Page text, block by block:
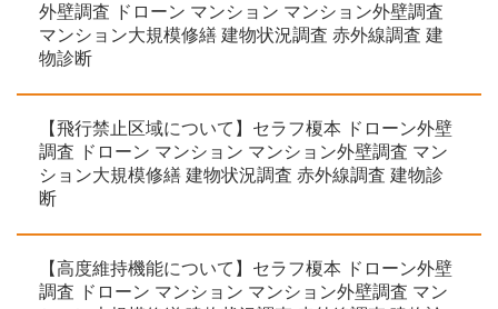
外壁調査 ドローン マンション マンション外壁調査
マンション大規模修繕 建物状況調査 赤外線調査 建
物診断
【飛行禁止区域について】セラフ榎本 ドローン外壁
調査 ドローン マンション マンション外壁調査 マン
ション大規模修繕 建物状況調査 赤外線調査 建物診
断
【高度維持機能について】セラフ榎本 ドローン外壁
調査 ドローン マンション マンション外壁調査 マン